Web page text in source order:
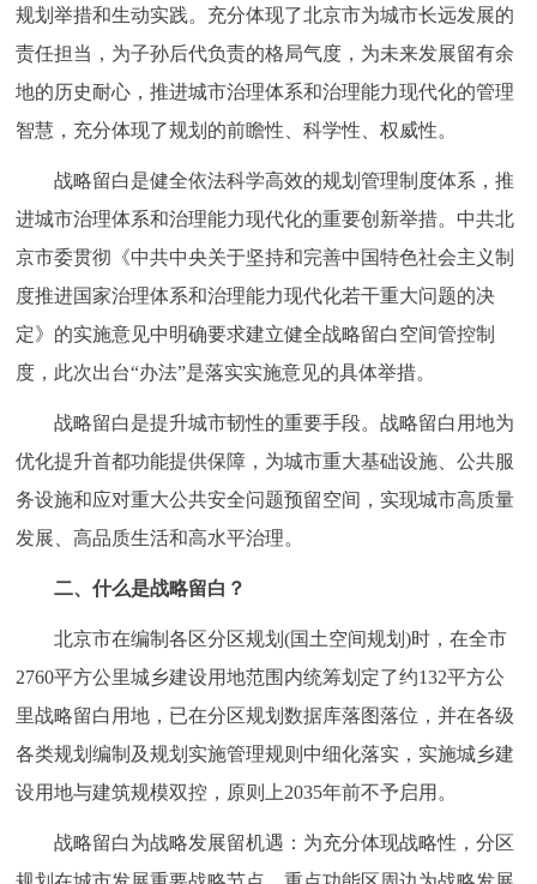
政民互动
参与调查 在线访谈 图说互动
北京概况 十六区概览 人文北京
绿色北京 图说北京 视频北京
多语种
ENGLISH 한국어 日本語
ESPAÑOL العربية PORTUGUÊS
ITALIANO
规划举措和生动实践。充分体现了北京市为城市长远发展的
责任担当，为子孙后代负责的格局气度，为未来发展留有余
地的历史耐心，推进城市治理体系和治理能力现代化的管理
智慧，充分体现了规划的前瞻性、科学性、权威性。
战略留白是健全依法科学高效的规划管理制度体系，推
进城市治理体系和治理能力现代化的重要创新举措。中共北
京市委贯彻《中共中央关于坚持和完善中国特色社会主义制
度推进国家治理体系和治理能力现代化若干重大问题的决
定》的实施意见中明确要求建立健全战略留白空间管控制
度，此次出台“办法”是落实实施意见的具体举措。
战略留白是提升城市韧性的重要手段。战略留白用地为
优化提升首都功能提供保障，为城市重大基础设施、公共服
务设施和应对重大公共安全问题预留空间，实现城市高质量
发展、高品质生活和高水平治理。
二、什么是战略留白？
北京市在编制各区分区规划(国土空间规划)时，在全市
2760平方公里城乡建设用地范围内统筹划定了约132平方公
里战略留白用地，已在分区规划数据库落图落位，并在各级
各类规划编制及规划实施管理规则中细化落实，实施城乡建
设用地与建筑规模双控，原则上2035年前不予启用。
战略留白为战略发展留机遇：为充分体现战略性，分区